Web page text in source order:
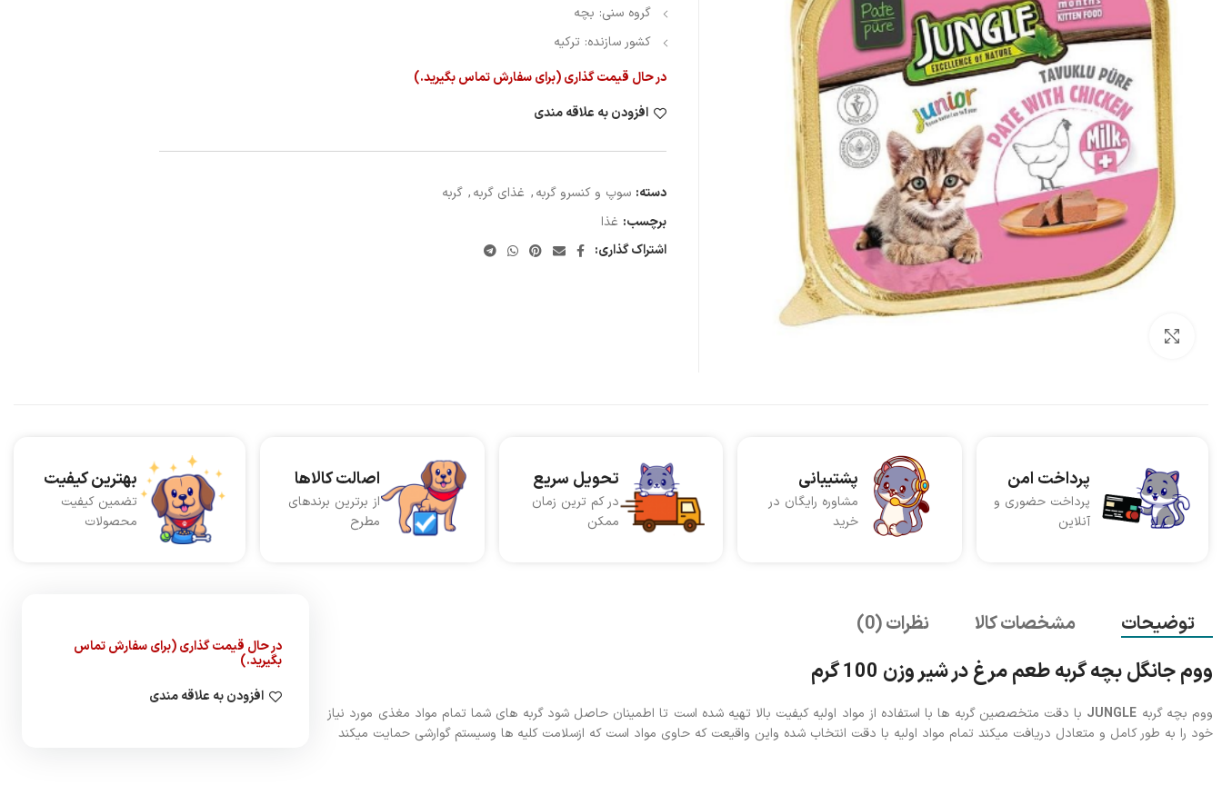
گروه سنی: بچه
کشور سازنده: ترکیه
در حال قیمت گذاری (برای سفارش تماس بگیرید.)
افزودن به علاقه مندی
دسته: سوپ و کنسرو گربه, غذای گربه, گربه
برچسب: غذا
اشتراک گذاری:
پرداخت امن
پرداخت حضوری و
آنلاین
پشتیبانی
مشاوره رایگان در
خرید
تحویل سریع
در کم ترین زمان
ممکن
اصالت کالاها
از برترین برندهای
مطرح
بهترین کیفیت
تضمین کیفیت
محصولات
توضیحات مشخصات کالا نظرات (0)
ووم جانگل بچه گربه طعم مرغ در شیر وزن 100 گرم
ووم بچه گربه JUNGLE با دقت متخصصین گربه ها با استفاده از مواد اولیه کیفیت بالا تهیه شده است تا اطمینان حاصل شود گربه های شما تمام مواد مغذی مورد نیاز
خود را به طور کامل و متعادل دریافت میکند تمام مواد اولیه با دقت انتخاب شده واین واقیعت که حاوی مواد است که ازسلامت کلیه ها وسیستم گوارشی حمایت میکند
در حال قیمت گذاری (برای سفارش تماس
بگیرید.)
افزودن به علاقه مندی